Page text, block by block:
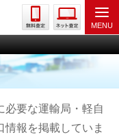
必要な運輸局・軽自
報を掲載していま